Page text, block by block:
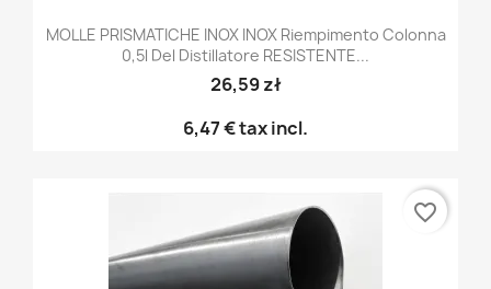
MOLLE PRISMATICHE INOX INOX Riempimento Colonna
0,5l Del Distillatore RESISTENTE...
26,59 zł
6,47 €tax incl.
favorite_border